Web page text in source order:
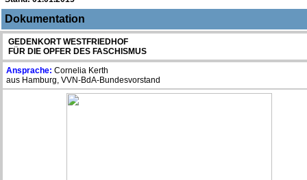
Dokumentation
GEDENKORT WESTFRIEDHOF
FÜR DIE OPFER DES FASCHISMUS
Ansprache: Cornelia Kerth
aus Hamburg, VVN-BdA-Bundesvorstand